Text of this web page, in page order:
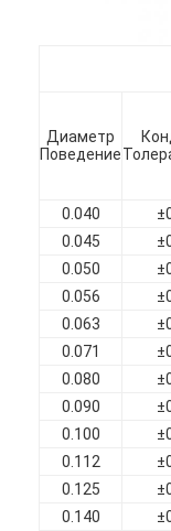
Свяжитесь с
Новости
Случаи
Диаметр
Поведение
0.040
0.045
0.050
0.056
0.063
0.071
0.080
0.090
0.100
0.112
0.125
0.140